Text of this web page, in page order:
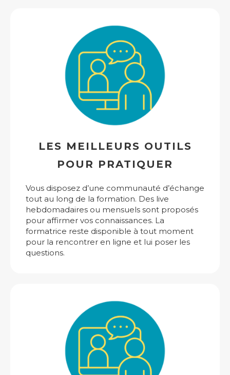
LES MEILLEURS OUTILS
POUR PRATIQUER
Vous disposez d’une communauté d’échange
tout au long de la formation. Des live
hebdomadaires ou mensuels sont proposés
pour affirmer vos connaissances. La
formatrice reste disponible à tout moment
pour la rencontrer en ligne et lui poser les
questions.